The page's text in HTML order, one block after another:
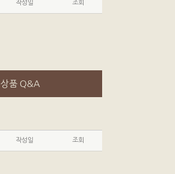
작성일 조회
상품 Q&A
작성일 조회